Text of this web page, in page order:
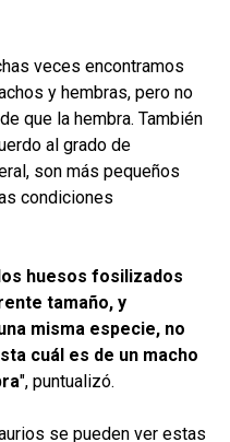
veces encontramos
y hembras, pero no
que la hembra. También
al grado de
son más pequeños
condiciones
huesos fosilizados
tamaño, y
misma especie, no
cuál es de un macho
", puntualizó.
se pueden ver estas